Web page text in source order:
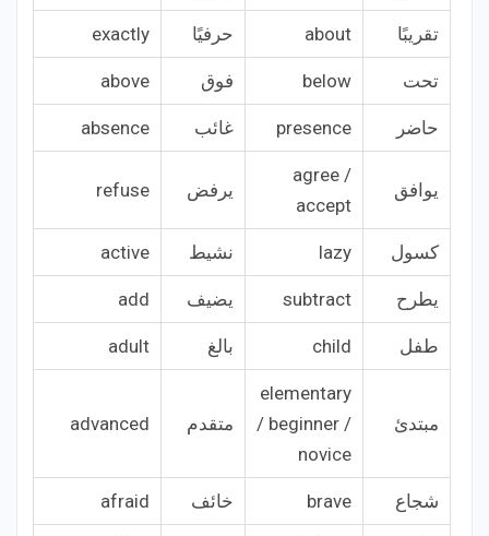
تقريبًا about حرفيًا exactly
تحت below فوق above
حاضر presence غائب absence
يوافق
agree /
accept
يرفض refuse
كسول lazy نشيط active
يطرح subtract يضيف add
طفل child بالغ adult
مبتدئ
elementary
/ beginner /
novice
متقدم advanced
شجاع brave خائف afraid